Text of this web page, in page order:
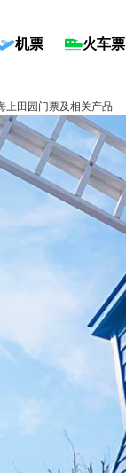
机票 火车票
上田园门票及相关产品